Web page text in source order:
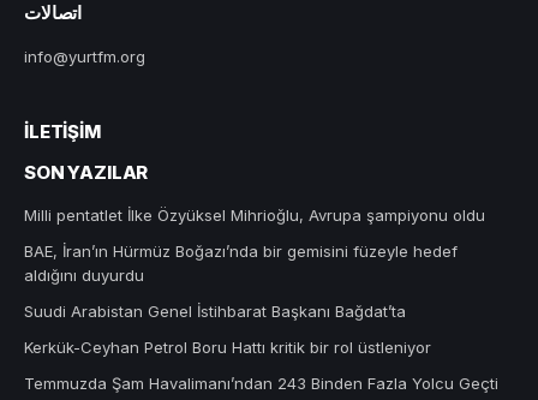
اتصالات
info@yurtfm.org
İLETIŞIM
SON YAZILAR
Milli pentatlet İlke Özyüksel Mihrioğlu, Avrupa şampiyonu oldu
BAE, İran’ın Hürmüz Boğazı’nda bir gemisini füzeyle hedef
aldığını duyurdu
Suudi Arabistan Genel İstihbarat Başkanı Bağdat’ta
Kerkük-Ceyhan Petrol Boru Hattı kritik bir rol üstleniyor
Temmuzda Şam Havalimanı’ndan 243 Binden Fazla Yolcu Geçti